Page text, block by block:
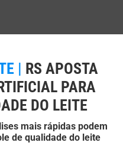
| RS APOSTA
PARA
DO LEITE
mais rápidas podem
de qualidade do leite